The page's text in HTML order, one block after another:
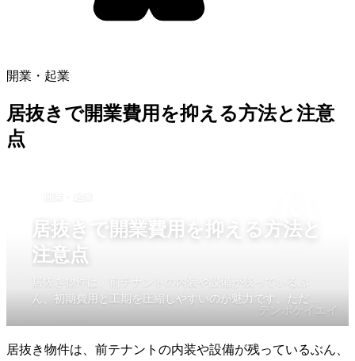
開業・起業
居抜きで開業費用を抑える方法と注意
点
居抜きで開業費用を抑える方法と
注意点
居抜き物件は、前テナントの内装や設備が残っているぶ
ん、初期費用と工期を圧縮しやすいのが魅力です。ただ、
実際のところ「安いはず」がそのまま当てはまるとは限ら
す。
テンポケイエイ
居抜き物件は、前テナントの内装や設備が残っているぶん、